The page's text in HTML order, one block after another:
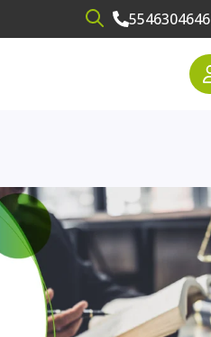
Open search5546304646